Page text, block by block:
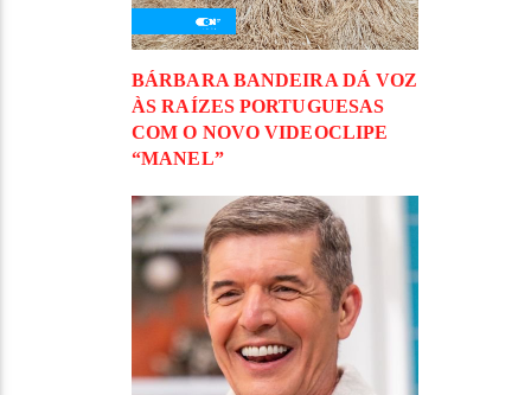
BÁRBARA BANDEIRA DÁ VOZ
ÀS RAÍZES PORTUGUESAS
COM O NOVO VIDEOCLIPE
“MANEL”